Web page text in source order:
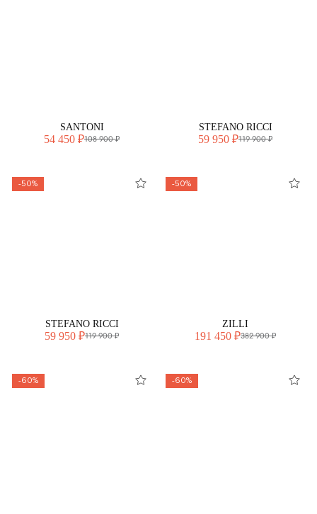
SANTONI
54 450 ₽108 900 ₽
STEFANO RICCI
59 950 ₽119 900 ₽
-50%
STEFANO RICCI
59 950 ₽119 900 ₽
-50%
ZILLI
191 450 ₽382 900 ₽
-60% -60%